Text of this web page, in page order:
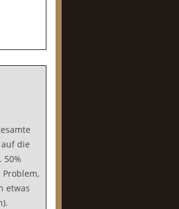
die
50%
etwas